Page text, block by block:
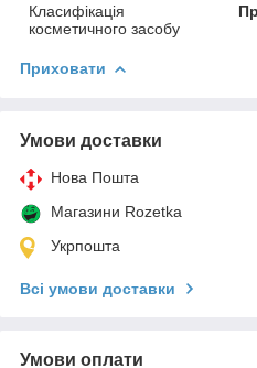
Класифікація
косметичного засобу
Приховати
Умови доставки
Нова Пошта
Магазини Rozetka
Укрпошта
Всі умови доставки
Умови оплати